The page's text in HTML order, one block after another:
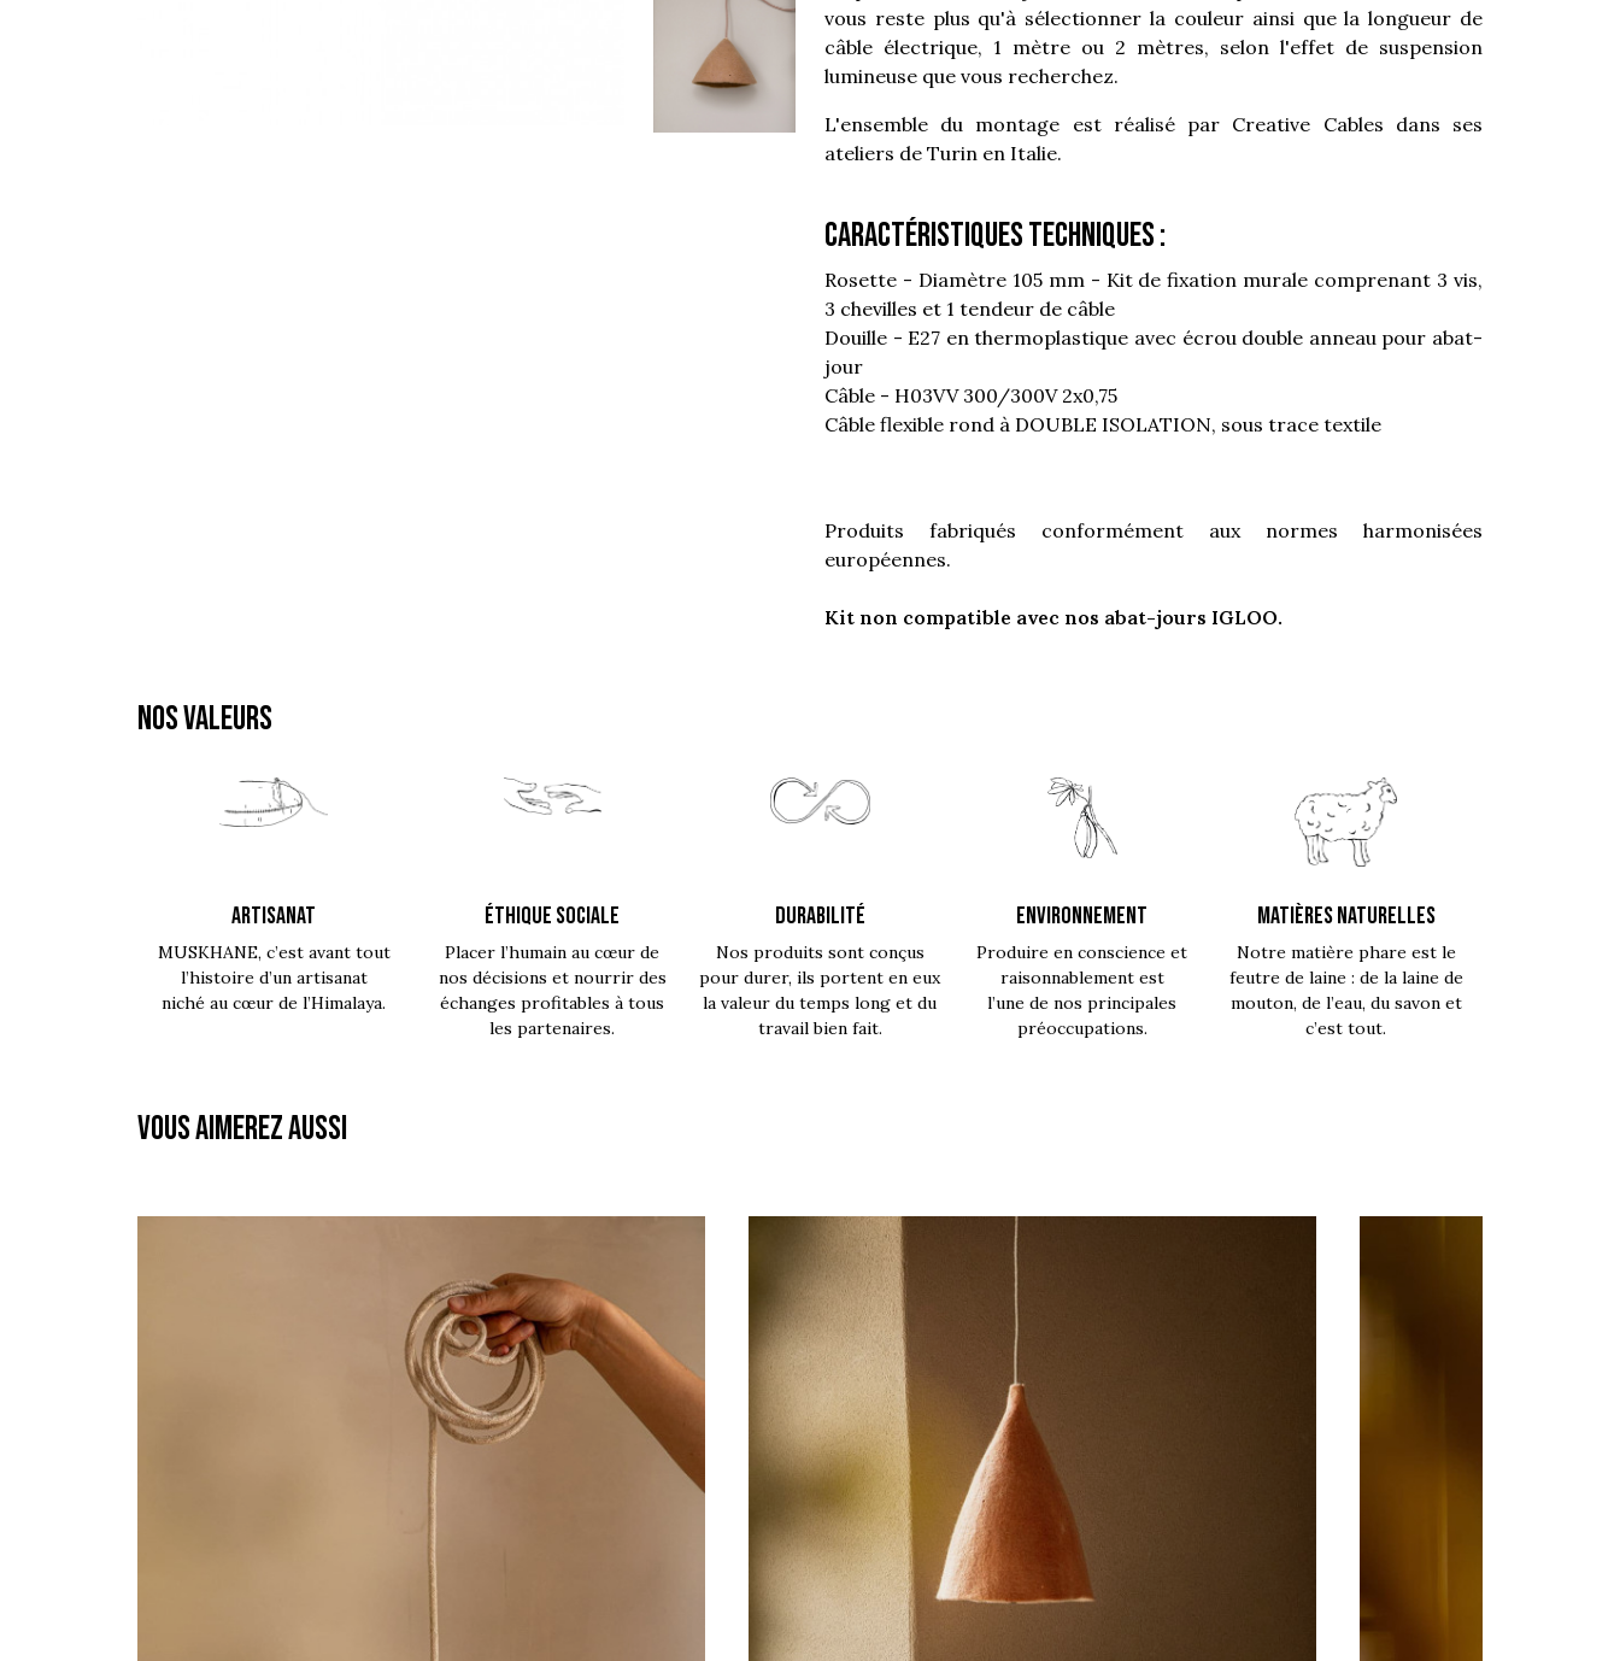
vous reste plus qu'à sélectionner la couleur ainsi que la longueur de
câble électrique, 1 mètre ou 2 mètres, selon l'effet de suspension
lumineuse que vous recherchez.
L'ensemble du montage est réalisé par Creative Cables dans ses
ateliers de Turin en Italie.
Caractéristiques techniques :
Rosette - Diamètre 105 mm - Kit de fixation murale comprenant 3 vis,
3 chevilles et 1 tendeur de câble
Douille - E27 en thermoplastique avec écrou double anneau pour abat-
jour
Câble - H03VV 300/300V 2x0,75
Câble flexible rond à DOUBLE ISOLATION, sous trace textile
Produits fabriqués conformément aux normes harmonisées
européennes.
Kit non compatible avec nos abat-jours IGLOO.
NOS VALEURS
ARTISANAT
MUSKHANE, c’est avant tout
l’histoire d’un artisanat
niché au cœur de l’Himalaya.
ÉTHIQUE SOCIALE
Placer l’humain au cœur de
nos décisions et nourrir des
échanges profitables à tous
les partenaires.
DURABILITÉ
Nos produits sont conçus
pour durer, ils portent en eux
la valeur du temps long et du
travail bien fait.
ENVIRONNEMENT
Produire en conscience et
raisonnablement est
l’une de nos principales
préoccupations.
MATIÈRES NATURELLES
Notre matière phare est le
feutre de laine : de la laine de
mouton, de l’eau, du savon et
c’est tout.
Vous aimerez aussi